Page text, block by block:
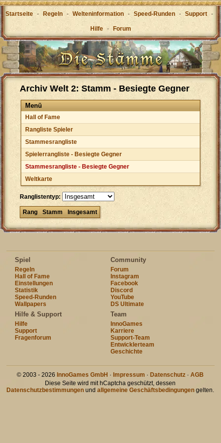
Startseite - Regeln - Welteninformation - Speed-Runden - Support -
Hilfe - Forum
Archiv Welt 2: Stamm - Besiegte Gegner
Menü
Hall of Fame
Rangliste Spieler
Stammesrangliste
Spielerrangliste - Besiegte Gegner
Stammesrangliste - Besiegte Gegner
Weltkarte
Ranglistentyp:
Rang Stamm Insgesamt
Spiel
Regeln
Hall of Fame
Einstellungen
Statistik
Speed-Runden
Wallpapers
Community
Forum
Instagram
Facebook
Discord
YouTube
DS Ultimate
Hilfe & Support
Hilfe
Support
Fragenforum
Team
InnoGames
Karriere
Support-Team
Entwicklerteam
Geschichte
© 2003 - 2026 InnoGames GmbH · Impressum · Datenschutz ·AGB
Diese Seite wird mit hCaptcha geschützt, dessen
Datenschutzbestimmungen undallgemeine Geschäftsbedingungen gelten.